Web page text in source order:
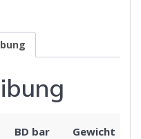
BD bar Gewicht